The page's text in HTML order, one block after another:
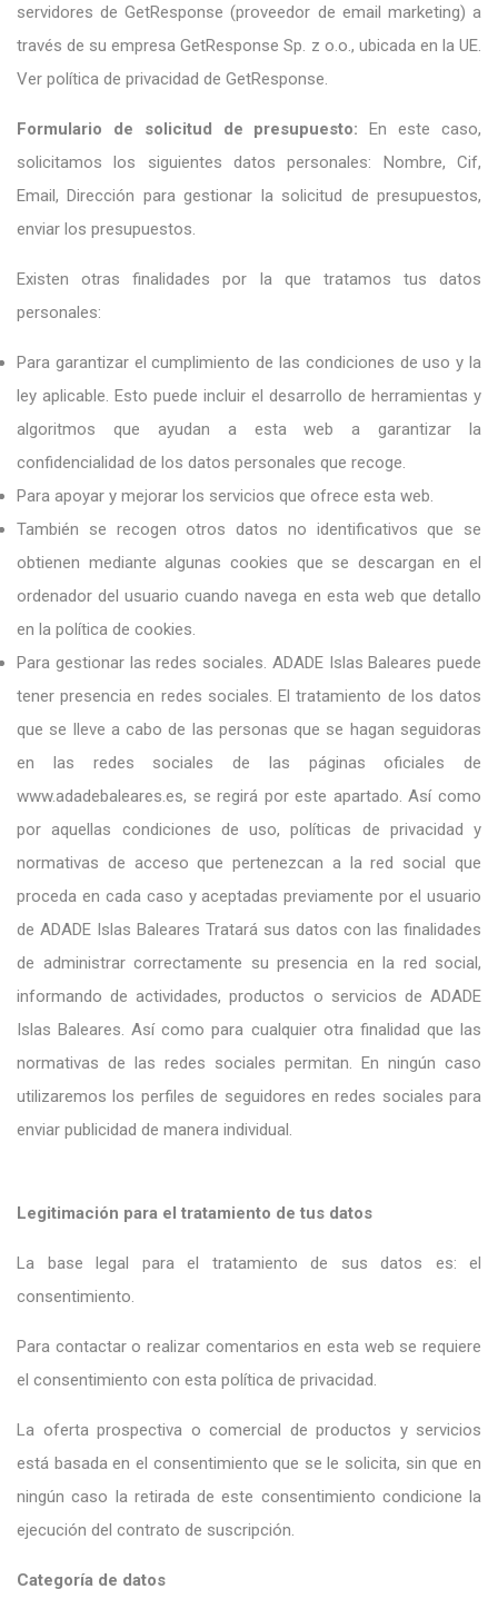
servidores de GetResponse (proveedor de email marketing) a
través de su empresa GetResponse Sp. z o.o., ubicada en la UE.
Ver política de privacidad de GetResponse.
Formulario de solicitud de presupuesto: En este caso,
solicitamos los siguientes datos personales: Nombre, Cif,
Email, Dirección para gestionar la solicitud de presupuestos,
enviar los presupuestos.
Existen otras finalidades por la que tratamos tus datos
personales:
Para garantizar el cumplimiento de las condiciones de uso y la
ley aplicable. Esto puede incluir el desarrollo de herramientas y
algoritmos que ayudan a esta web a garantizar la
confidencialidad de los datos personales que recoge.
Para apoyar y mejorar los servicios que ofrece esta web.
También se recogen otros datos no identificativos que se
obtienen mediante algunas cookies que se descargan en el
ordenador del usuario cuando navega en esta web que detallo
en la política de cookies.
Para gestionar las redes sociales. ADADE Islas Baleares puede
tener presencia en redes sociales. El tratamiento de los datos
que se lleve a cabo de las personas que se hagan seguidoras
en las redes sociales de las páginas oficiales de
www.adadebaleares.es, se regirá por este apartado. Así como
por aquellas condiciones de uso, políticas de privacidad y
normativas de acceso que pertenezcan a la red social que
proceda en cada caso y aceptadas previamente por el usuario
de ADADE Islas Baleares Tratará sus datos con las finalidades
de administrar correctamente su presencia en la red social,
informando de actividades, productos o servicios de ADADE
Islas Baleares. Así como para cualquier otra finalidad que las
normativas de las redes sociales permitan. En ningún caso
utilizaremos los perfiles de seguidores en redes sociales para
enviar publicidad de manera individual.
Legitimación para el tratamiento de tus datos
La base legal para el tratamiento de sus datos es: el
consentimiento.
Para contactar o realizar comentarios en esta web se requiere
el consentimiento con esta política de privacidad.
La oferta prospectiva o comercial de productos y servicios
está basada en el consentimiento que se le solicita, sin que en
ningún caso la retirada de este consentimiento condicione la
ejecución del contrato de suscripción.
Categoría de datos